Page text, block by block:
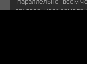
другого, неведомого